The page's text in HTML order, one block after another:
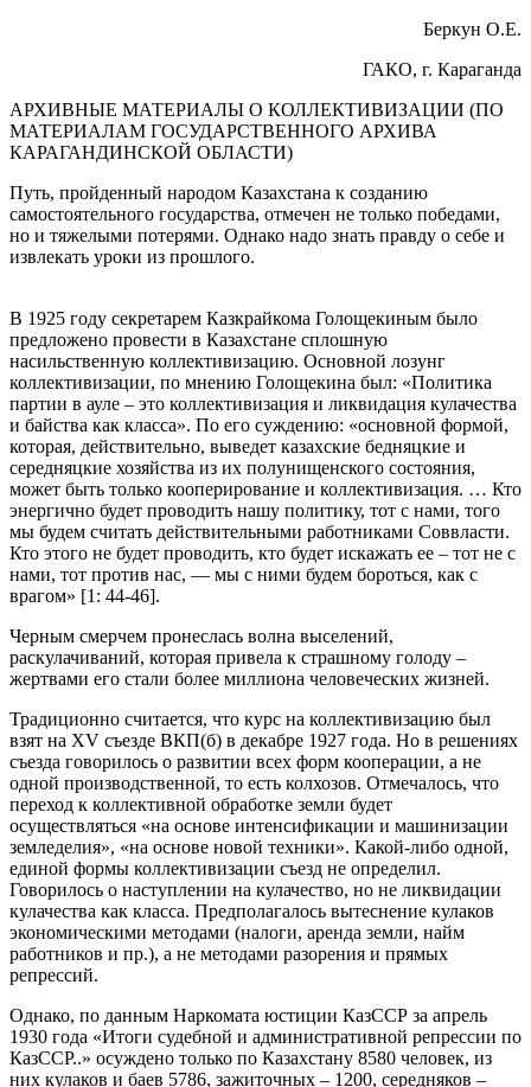
Беркун О.Е.
ГАКО, г. Караганда
АРХИВНЫЕ МАТЕРИАЛЫ О КОЛЛЕКТИВИЗАЦИИ (ПО
МАТЕРИАЛАМ ГОСУДАРСТВЕННОГО АРХИВА
КАРАГАНДИНСКОЙ ОБЛАСТИ)
Путь, пройденный народом Казахстана к созданию
самостоятельного государства, отмечен не только победами,
но и тяжелыми потерями. Однако надо знать правду о себе и
извлекать уроки из прошлого.
В 1925 году секретарем Казкрайкома Голощекиным было
предложено провести в Казахстане сплошную
насильственную коллективизацию. Основной лозунг
коллективизации, по мнению Голощекина был: «Политика
партии в ауле – это коллективизация и ликвидация кулачества
и байства как класса». По его суждению: «основной формой,
которая, действительно, выведет казахские бедняцкие и
середняцкие хозяйства из их полунищенского состояния,
может быть только кооперирование и коллективизация. … Кто
энергично будет проводить нашу политику, тот с нами, того
мы будем считать действительными работниками Соввласти.
Кто этого не будет проводить, кто будет искажать ее – тот не с
нами, тот против нас, — мы с ними будем бороться, как с
врагом» [1: 44-46].
Черным смерчем пронеслась волна выселений,
раскулачиваний, которая привела к страшному голоду –
жертвами его стали более миллиона человеческих жизней.
Традиционно считается, что курс на коллективизацию был
взят на XV съезде ВКП(б) в декабре 1927 года. Но в решениях
съезда говорилось о развитии всех форм кооперации, а не
одной производственной, то есть колхозов. Отмечалось, что
переход к коллективной обработке земли будет
осуществляться «на основе интенсификации и машинизации
земледелия», «на основе новой техники». Какой-либо одной,
единой формы коллективизации съезд не определил.
Говорилось о наступлении на кулачество, но не ликвидации
кулачества как класса. Предполагалось вытеснение кулаков
экономическими методами (налоги, аренда земли, найм
работников и пр.), а не методами разорения и прямых
репрессий.
Однако, по данным Наркомата юстиции КазССР за апрель
1930 года «Итоги судебной и административной репрессии по
КазССР..» осуждено только по Казахстану 8580 человек, из
них кулаков и баев 5786, зажиточных – 1200, середняков –